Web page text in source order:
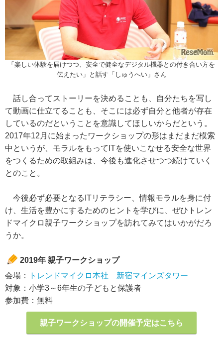
「楽しい体験を届けつつ、安全で健全なデジタル機器との付き合い方を
伝えたい」と話す「しゅうへい」さん
話し合ってストーリーを決めることも、自分たちを写し
て動画に仕立てることも、そこには必ず自分と他者が存在
しているのだということを意識してほしいからだという。
2017年12月に始まったワークショップの形はまだまだ模索
中というが、モラルをもってITを使いこなせる安全な世界
をつくるための取組みは、今後も進化させつつ続けていく
とのこと。
今後必ず必要となるITリテラシー、情報モラルを身に付
け、生活を豊かにするためのヒントを学びに、ぜひトレン
ドマイクロ親子ワークショップを訪れてみてはいかがだろ
うか。
2019年 親子ワークショップ
会場：
トレンドマイクロ本社 新宿マインズタワー
対象：小学3～6年生の子どもと保護者
参加費：無料
親子ワークショップの開催予定はこちら